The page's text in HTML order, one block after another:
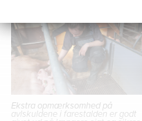
Ekstra opmærksomhed på
avlskuldene i farestalden er godt